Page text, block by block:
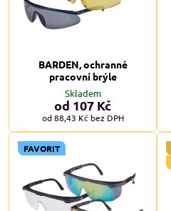
BARDEN, ochranné
pracovní brýle
Skladem
od 107 Kč
od 88,43 Kč bez DPH
FAVORIT